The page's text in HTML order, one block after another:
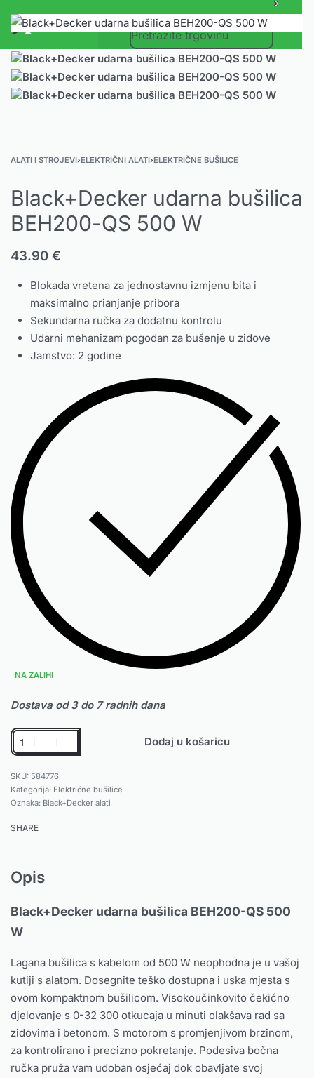
0
ALATI I STROJEVI›ELEKTRIČNI ALATI›ELEKTRIČNE BUŠILICE
Black+Decker udarna bušilica
BEH200-QS 500 W
43.90 €
Blokada vretena za jednostavnu izmjenu bita i
maksimalno prianjanje pribora
Sekundarna ručka za dodatnu kontrolu
Udarni mehanizam pogodan za bušenje u zidove
Jamstvo: 2 godine
NA ZALIHI
Dostava od 3 do 7 radnih dana
Dodaj u košaricu
584776
Kategorija: Električne bušilice
Oznaka: Black+Decker alati
SHARE
Opis
Black+Decker udarna bušilica BEH200-QS 500
W
Lagana bušilica s kabelom od 500 W neophodna je u vašoj
kutiji s alatom. Dosegnite teško dostupna i uska mjesta s
ovom kompaktnom bušilicom. Visokoučinkovito čekićno
djelovanje s 0-32 300 otkucaja u minuti olakšava rad sa
zidovima i betonom. S motorom s promjenjivom brzinom,
za kontrolirano i precizno pokretanje. Podesiva bočna
ručka pruža vam udoban osjećaj dok obavljate svoj